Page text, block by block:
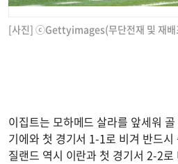
[사진] ⓒGettyimages(무단전재 및 재배
이집트는 모하메드 살라를 앞세워
기에와 첫 경기서 1-1로 비겨 반드
질랜드 역시 이란과 첫 경기서 2-2로